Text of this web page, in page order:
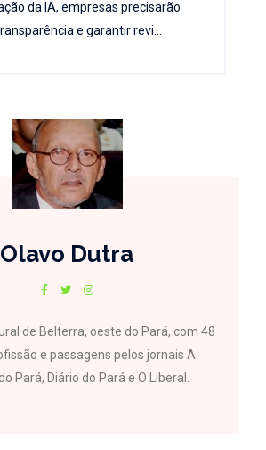
da IA, empresas precisarão
e garantir revi...
Olavo Dutra
de Belterra, oeste do Pará, com 48
e passagens pelos jornais A
Pará, Diário do Pará e O Liberal.